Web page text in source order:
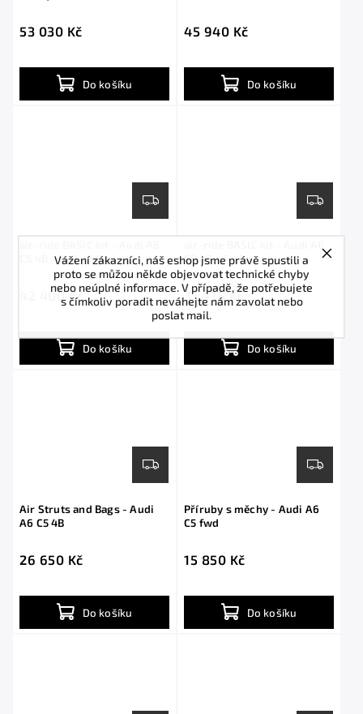
Vážení zákazníci, náš eshop jsme právě spustili a
proto se můžou někde objevovat technické chyby
nebo neúplné informace. V případě, že potřebujete
s čímkoliv poradit neváhejte nám zavolat nebo
poslat mail.
53 030 Kč
Do košíku
45 940 Kč
Do košíku
C5 4B - fwd with shocks
42 400 Kč
Do košíku
C5 4B - fwd
31 475 Kč
Do košíku
Air Struts and Bags - Audi
A6 C5 4B
26 650 Kč
Do košíku
Příruby s měchy - Audi A6
C5 fwd
15 850 Kč
Do košíku